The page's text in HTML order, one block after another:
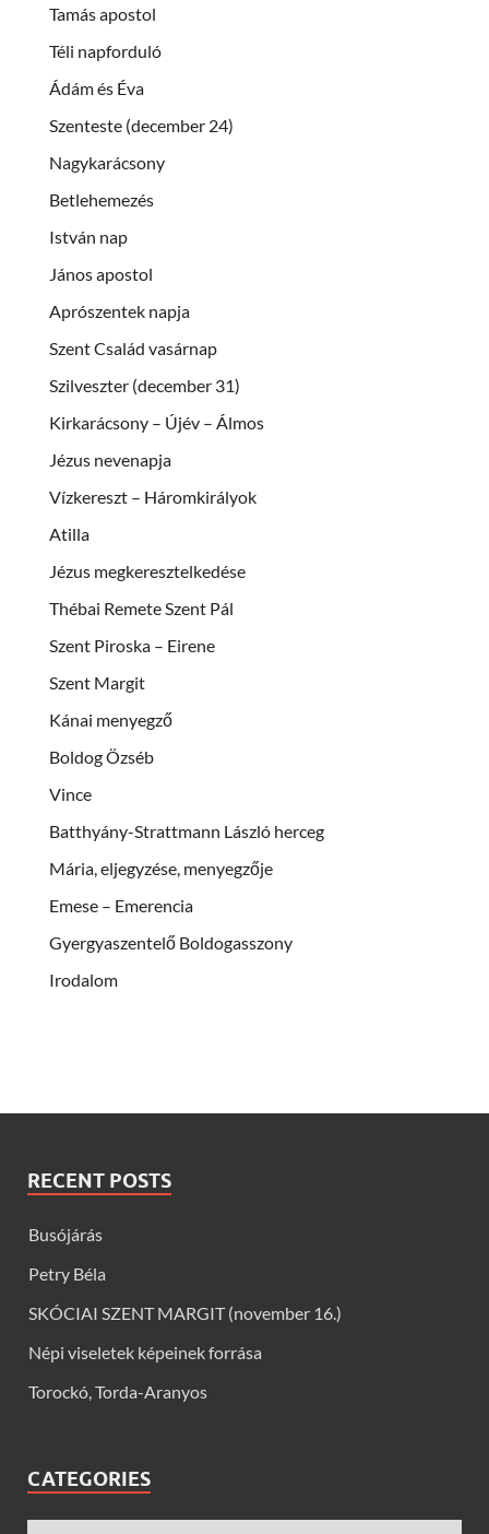
Tamás apostol
Téli napforduló
Ádám és Éva
Szenteste (december 24)
Nagykarácsony
Betlehemezés
István nap
János apostol
Aprószentek napja
Szent Család vasárnap
Szilveszter (december 31)
Kirkarácsony – Újév – Álmos
Jézus nevenapja
Vízkereszt – Háromkirályok
Atilla
Jézus megkeresztelkedése
Thébai Remete Szent Pál
Szent Piroska – Eirene
Szent Margit
Kánai menyegző
Boldog Özséb
Vince
Batthyány-Strattmann László herceg
Mária, eljegyzése, menyegzője
Emese – Emerencia
Gyergyaszentelő Boldogasszony
Irodalom
RECENT POSTS
Busójárás
Petry Béla
SKÓCIAI SZENT MARGIT (november 16.)
Népi viseletek képeinek forrása
Torockó, Torda-Aranyos
CATEGORIES